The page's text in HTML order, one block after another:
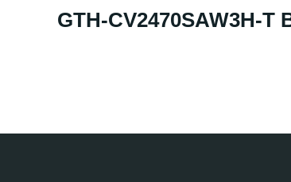
GTH-CV2470SAW3H-T